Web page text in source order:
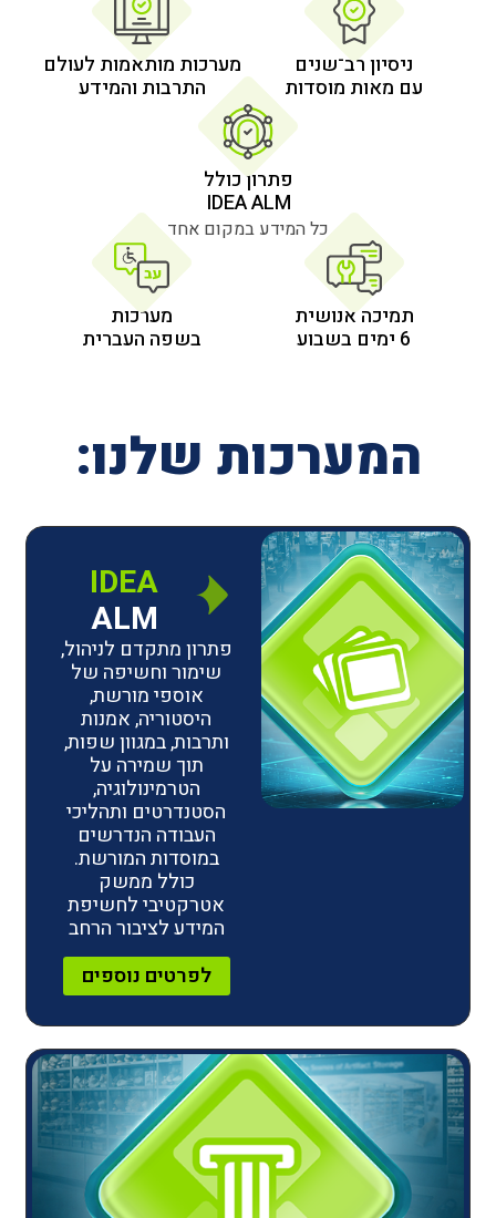
מוסדות
מערכות מותאמות לעולם
התרבות והמידע
כל המידע במקום אחד
מערכות
בשפה העברית
שלנו:
IDEA
ALM
פתרון מתקדם לניהול,
שימור וחשיפה של
אוספי מורשת,
היסטוריה, אמנות
ותרבות, במגוון שפות,
תוך שמירה על
הטרמינולוגיה,
הסטנדרטים ותהליכי
העבודה הנדרשים
במוסדות המורשת.
אטרקטיבי לחשיפת
המידע לציבור הרחב